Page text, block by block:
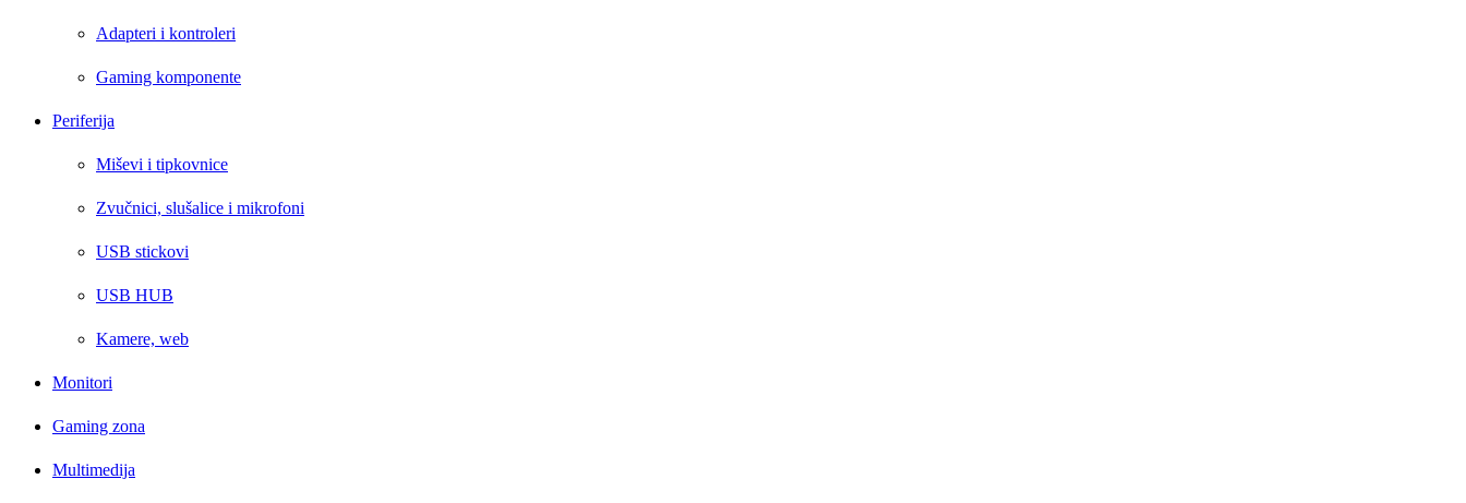
Adapteri i kontroleri
Gaming komponente
Periferija
Miševi i tipkovnice
Zvučnici, slušalice i mikrofoni
USB stickovi
USB HUB
Kamere, web
Monitori
Gaming zona
Multimedija